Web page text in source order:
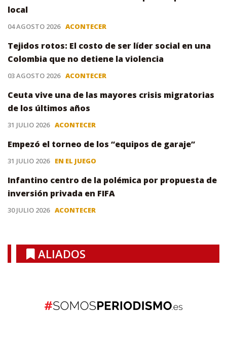
local
04 AGOSTO 2026 ACONTECER
Tejidos rotos: El costo de ser líder social en una
Colombia que no detiene la violencia
03 AGOSTO 2026 ACONTECER
Ceuta vive una de las mayores crisis migratorias
de los últimos años
31 JULIO 2026 ACONTECER
Empezó el torneo de los “equipos de garaje”
31 JULIO 2026 EN EL JUEGO
Infantino centro de la polémica por propuesta de
inversión privada en FIFA
30 JULIO 2026 ACONTECER
ALIADOS